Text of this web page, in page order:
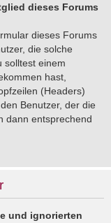
dieses Forums
dieses Forums
die solche
solltest einem
hast,
(Headers)
Benutzer, der die
dann entsprechend
und ignorierten